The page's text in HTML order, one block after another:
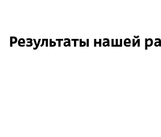
Результаты нашей